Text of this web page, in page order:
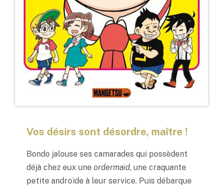
Vos désirs sont désordre, maître !
Bondo jalouse ses camarades qui possèdent
déjà chez eux une ordermaid, une craquante
petite androïde à leur service. Puis débarque